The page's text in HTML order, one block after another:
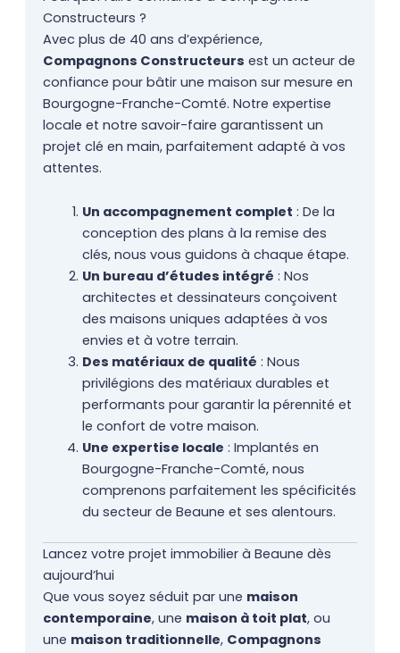
Constructeurs ?
Avec plus de 40 ans d’expérience,
Compagnons Constructeurs est un acteur de
confiance pour bâtir une maison sur mesure en
Bourgogne-Franche-Comté. Notre expertise
locale et notre savoir-faire garantissent un
projet clé en main, parfaitement adapté à vos
attentes.
Un accompagnement complet : De la
conception des plans à la remise des
clés, nous vous guidons à chaque étape.
Un bureau d’études intégré : Nos
architectes et dessinateurs conçoivent
des maisons uniques adaptées à vos
envies et à votre terrain.
Des matériaux de qualité : Nous
privilégions des matériaux durables et
performants pour garantir la pérennité et
le confort de votre maison.
Une expertise locale : Implantés en
Bourgogne-Franche-Comté, nous
comprenons parfaitement les spécificités
du secteur de Beaune et ses alentours.
Lancez votre projet immobilier à Beaune dès
aujourd’hui
Que vous soyez séduit par une maison
contemporaine, une maison à toit plat, ou
une maison traditionnelle, Compagnons